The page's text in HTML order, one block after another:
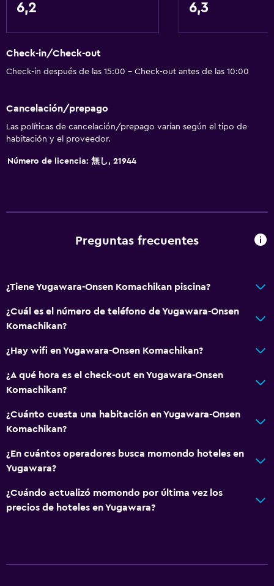
6,2 6,3
Check-in/Check-out
Check-in después de las 15:00 - Check-out antes de las 10:00
Cancelación/prepago
Las políticas de cancelación/prepago varían según el tipo de
habitación y el proveedor.
Número de licencia: 無し, 21944
Preguntas frecuentes
¿Tiene Yugawara-Onsen Komachikan piscina?
¿Cuál es el número de teléfono de Yugawara-Onsen
Komachikan?
¿Hay wifi en Yugawara-Onsen Komachikan?
¿A qué hora es el check-out en Yugawara-Onsen
Komachikan?
¿Cuánto cuesta una habitación en Yugawara-Onsen
Komachikan?
¿En cuántos operadores busca momondo hoteles en
Yugawara?
¿Cuándo actualizó momondo por última vez los
precios de hoteles en Yugawara?